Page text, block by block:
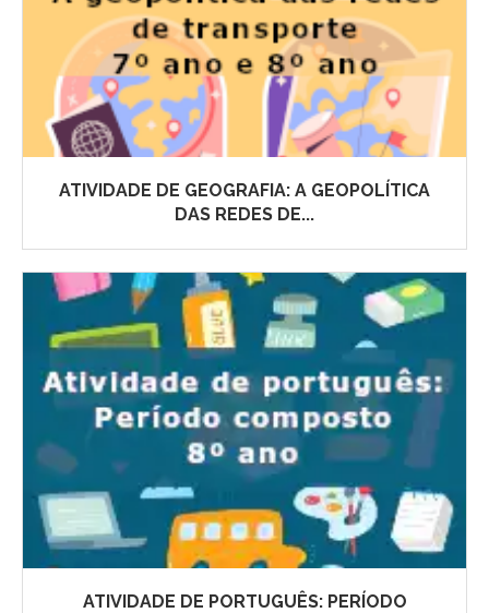
ATIVIDADE DE GEOGRAFIA: A GEOPOLÍTICA
DAS REDES DE...
ATIVIDADE DE PORTUGUÊS: PERÍODO